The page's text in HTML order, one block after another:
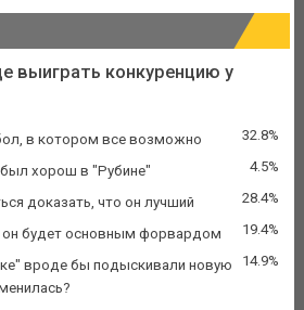
выиграть конкуренцию у
в котором все возможно 32.8%
хорош в "Рубине" 4.5%
доказать, что он лучший 28.4%
он будет основным форвардом 19.4%
вроде бы подыскивали новую
14.9%